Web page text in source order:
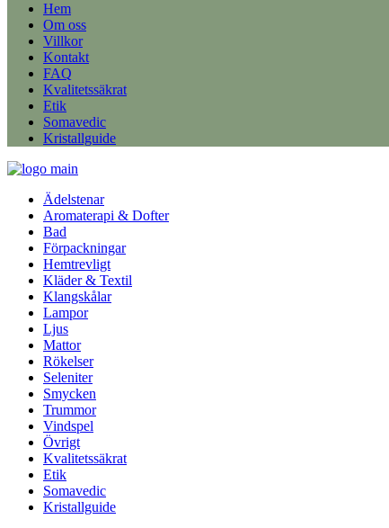
Hem
Om oss
Villkor
Kontakt
FAQ
Kvalitetssäkrat
Etik
Somavedic
Kristallguide
Ädelstenar
Aromaterapi & Dofter
Bad
Förpackningar
Hemtrevligt
Kläder & Textil
Klangskålar
Lampor
Ljus
Mattor
Rökelser
Seleniter
Smycken
Trummor
Vindspel
Övrigt
Kvalitetssäkrat
Etik
Somavedic
Kristallguide